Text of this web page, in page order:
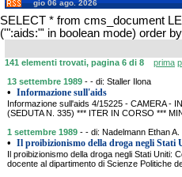
gio 06 ago. 2026
SELECT * from cms_document
('":aids:"' in boolean mode) order
141 elementi trovati, pagina 6 di 8 prima
13 settembre 1989 - - di: Staller Ilona
• Informazione sull'aids
Informazione sull'aids 4/15225 - CAMERA -
(SEDUTA N. 335) *** ITER IN CORSO ***
1 settembre 1989 - - di: Nadelmann Ethan A.
• Il proibizionismo della droga negli Stati
Il proibizionismo della droga negli Stati Uniti:
docente al dipartimento di Scienze Politiche